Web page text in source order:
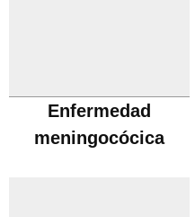
Enfermedad
meningocócica